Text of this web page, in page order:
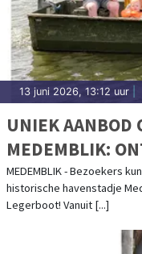
13 juni 2026, 13:12 uur
UNIEK AANBOD
MEDEMBLIK:
VANUIT EEN
MEDEMBLIK - Bezoekers
historische havenstadje
Legerboot! Vanuit [...]